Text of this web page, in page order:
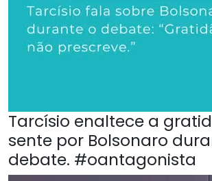
Tarcísio enaltece a
sente por Bolsonaro
debate. #oantagonista